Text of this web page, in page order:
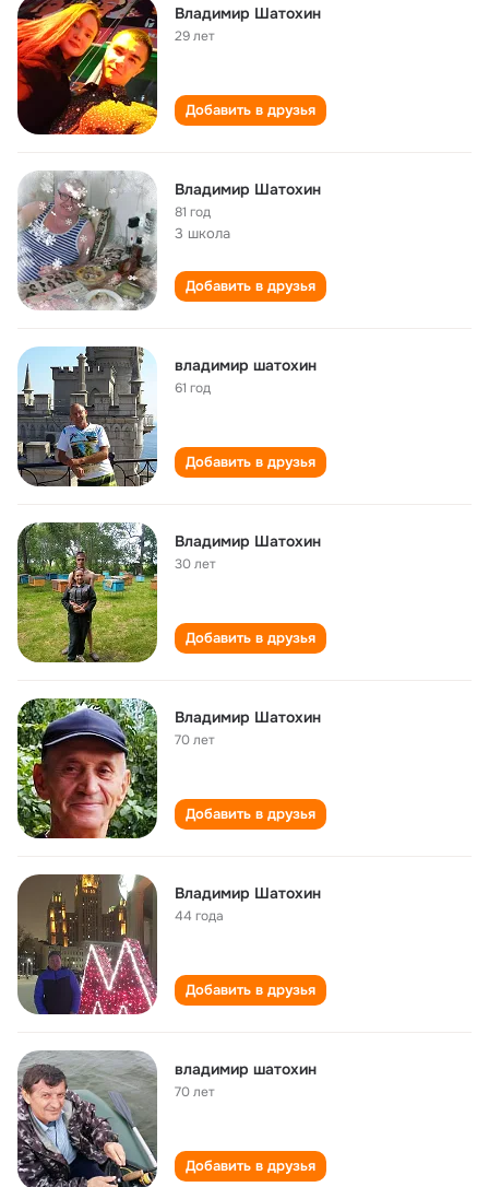
Владимир Шатохин
29 лет
Добавить в друзья
Владимир Шатохин
81 год
3 школа
Добавить в друзья
владимир шатохин
61 год
Добавить в друзья
Владимир Шатохин
30 лет
Добавить в друзья
Владимир Шатохин
70 лет
Добавить в друзья
Владимир Шатохин
44 года
Добавить в друзья
владимир шатохин
70 лет
Добавить в друзья